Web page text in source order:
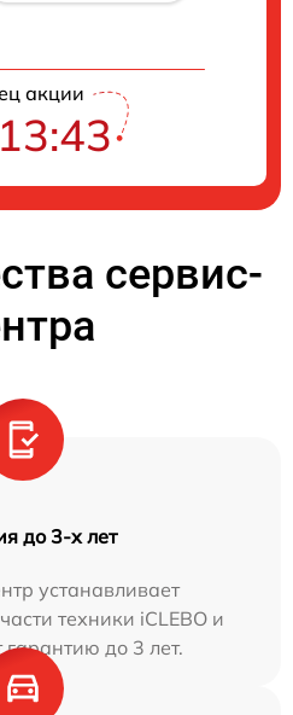
акции
сервис-
до 3-х лет
устанавливает
техники iCLEBO и
гарантию до 3 лет.